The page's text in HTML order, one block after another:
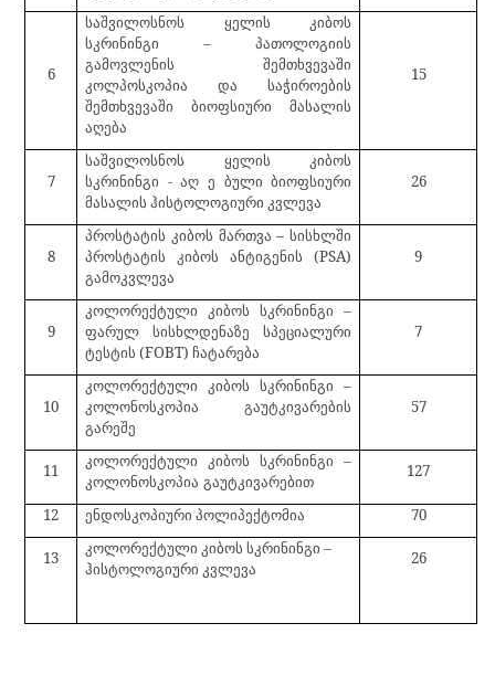
6
საშვილოსნოს ყელის კიბოს
სკრინინგი – პათოლოგიის
გამოვლენის შემთხვევაში
კოლპოსკოპია და საჭიროების
შემთხვევაში ბიოფსიური მასალის
აღება
15
7
საშვილოსნოს ყელის კიბოს
სკრინინგი - აღ ე ბული ბიოფსიური
მასალის ჰისტოლოგიური კვლევა
26
8
პროსტატის კიბოს მართვა – სისხლში
პროსტატის კიბოს ანტიგენის (PSA)
გამოკვლევა
9
9
კოლორექტული კიბოს სკრინინგი –
ფარულ სისხლდენაზე სპეციალური
ტესტის (FOBT) ჩატარება
7
10
კოლორექტული კიბოს სკრინინგი –
კოლონოსკოპია გაუტკივარების
გარეშე
57
11
კოლორექტული კიბოს სკრინინგი –
კოლონოსკოპია გაუტკივარებით
127
12 ენდოსკოპიური პოლიპექტომია 70
13
კოლორექტული კიბოს სკრინინგი –
ჰისტოლოგიური კვლევა
26